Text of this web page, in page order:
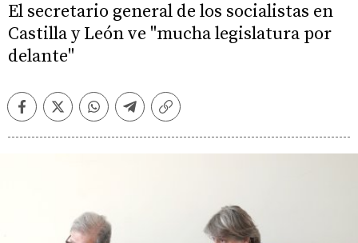
El secretario general de los socialistas en
Castilla y León ve "mucha legislatura por
delante"
FacebookTwitterWhatsappTelegramCopiar